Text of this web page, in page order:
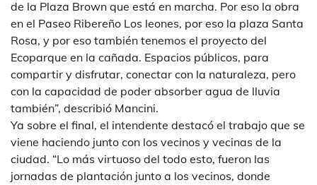
de la Plaza Brown que está en marcha. Por eso la obra
en el Paseo Ribereño Los leones, por eso la plaza Santa
Rosa, y por eso también tenemos el proyecto del
Ecoparque en la cañada. Espacios públicos, para
compartir y disfrutar, conectar con la naturaleza, pero
con la capacidad de poder absorber agua de lluvia
también”, describió Mancini.
Ya sobre el final, el intendente destacó el trabajo que se
viene haciendo junto con los vecinos y vecinas de la
ciudad. “Lo más virtuoso del todo esto, fueron las
jornadas de plantación junto a los vecinos, donde